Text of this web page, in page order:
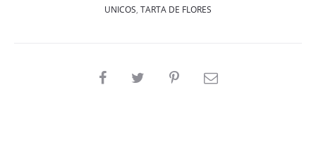
UNICOS, TARTA DE FLORES
SHARE